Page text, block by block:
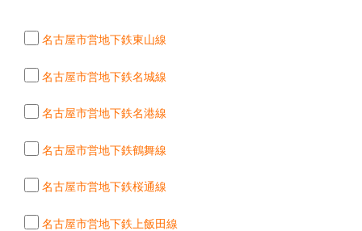
名古屋市営地下鉄東山線
名古屋市営地下鉄名城線
名古屋市営地下鉄名港線
名古屋市営地下鉄鶴舞線
名古屋市営地下鉄桜通線
名古屋市営地下鉄上飯田線